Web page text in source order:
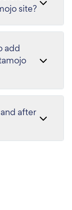
site?
add
after